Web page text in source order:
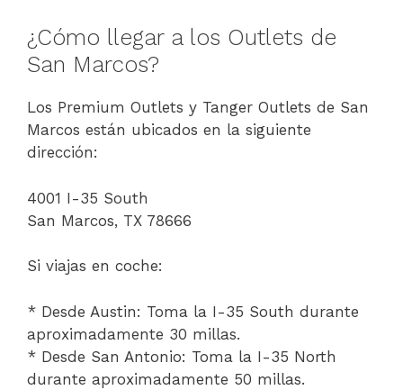
¿Cómo llegar a los Outlets de
San Marcos?
Los Premium Outlets y Tanger Outlets de San
Marcos están ubicados en la siguiente
dirección:
4001 I-35 South
San Marcos, TX 78666
Si viajas en coche:
* Desde Austin: Toma la I-35 South durante
aproximadamente 30 millas.
* Desde San Antonio: Toma la I-35 North
durante aproximadamente 50 millas.